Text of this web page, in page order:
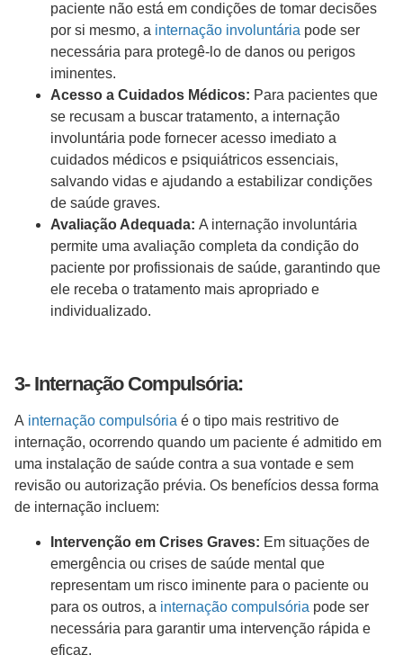
paciente não está em condições de tomar decisões
por si mesmo, a internação involuntária pode ser
necessária para protegê-lo de danos ou perigos
iminentes.
Acesso a Cuidados Médicos: Para pacientes que
se recusam a buscar tratamento, a internação
involuntária pode fornecer acesso imediato a
cuidados médicos e psiquiátricos essenciais,
salvando vidas e ajudando a estabilizar condições
de saúde graves.
Avaliação Adequada: A internação involuntária
permite uma avaliação completa da condição do
paciente por profissionais de saúde, garantindo que
ele receba o tratamento mais apropriado e
individualizado.
3- Internação Compulsória:
A internação compulsória é o tipo mais restritivo de
internação, ocorrendo quando um paciente é admitido em
uma instalação de saúde contra a sua vontade e sem
revisão ou autorização prévia. Os benefícios dessa forma
de internação incluem:
Intervenção em Crises Graves: Em situações de
emergência ou crises de saúde mental que
representam um risco iminente para o paciente ou
para os outros, a internação compulsória pode ser
necessária para garantir uma intervenção rápida e
eficaz.